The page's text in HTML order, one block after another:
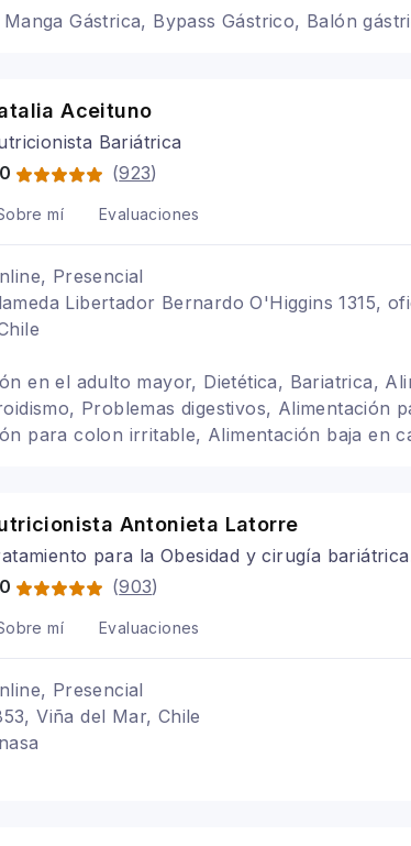
Gástrica, Bypass Gástrico, Balón
Aceituno
Bariátrica
(923)
mí Evaluaciones
Presencial
Libertador Bernardo O'Higgins 1315,
en el adulto mayor, Dietética, Bariatrica,
Problemas digestivos, Alimentación
para colon irritable, Alimentación baja en
Antonieta Latorre
para la Obesidad y cirugía
(903)
mí Evaluaciones
Presencial
Viña del Mar, Chile